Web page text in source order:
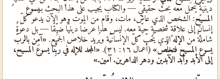
دينيّةٍ يُحمَل معه بحثٌ حقيقيٌّ — والكتاب يُجيب على هذا البحث بـيسوع
المسيح: الشخص الذي عاش، مات، وقام من الموت وهو الآن يدعو كلّ
إنسانٍ إلى علاقةٍ شخصيّةٍ حيّةٍ معه. ليس هذا عرضًا دينيًّا ضيِّقًا — بل دعوةٌ
شاملةٌ من الإلهالذي يُحبّ كلّ الإنسانيّة ويُريد خلاص الجميع. «آمِن بالربّ
يسوع المسيح فتخلُص» (أعمال ١٦: ٣١).
«المجد للإله في ربِّنا يسوع المسيح،
إلى الأبد وأبد الآبدين ودهر الداهرين. آمين.»